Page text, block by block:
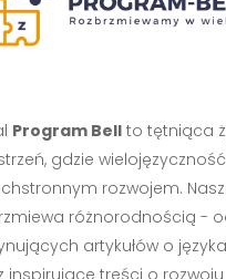
Program Bellto tętniąca
gdzie wielojęzyczność
rozwojem.
różnorodnością -
artykułów o